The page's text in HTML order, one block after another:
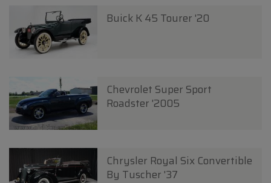
Buick K 45 Tourer '20
Chevrolet Super Sport
Roadster '2005
Chrysler Royal Six Convertible
By Tuscher '37